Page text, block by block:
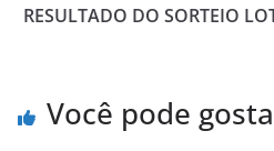
RESULTADO DO SORTEIO
Você pode